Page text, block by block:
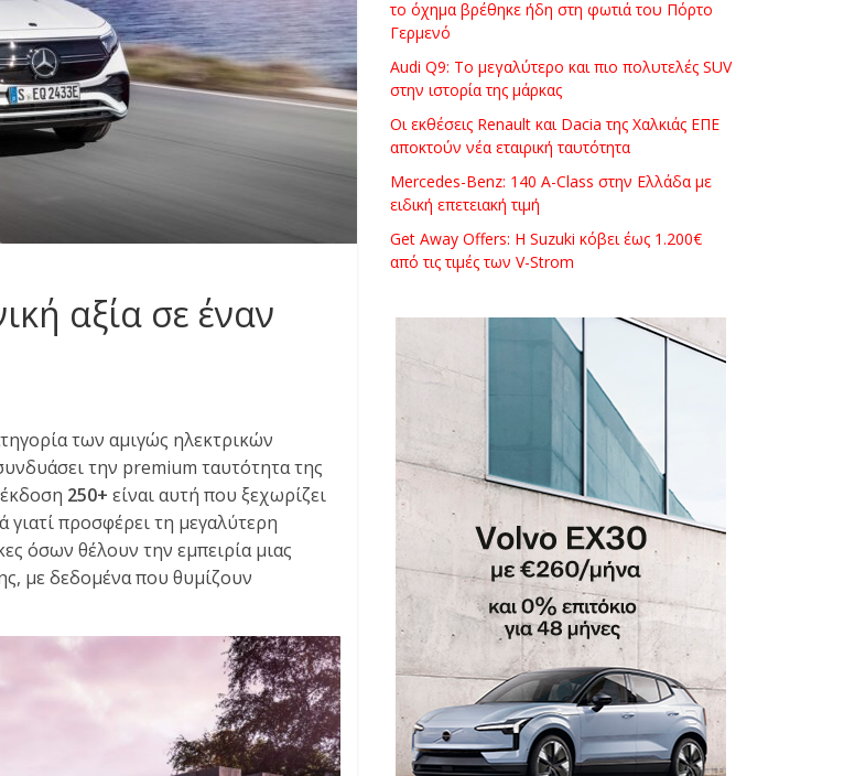
αξία σε έναν
των αμιγώς ηλεκτρικών
την premium ταυτότητα της
250+ είναι αυτή που ξεχωρίζει
γιατί προσφέρει τη μεγαλύτερη
όσων θέλουν την εμπειρία μιας
με δεδομένα που θυμίζουν
το όχημα βρέθηκε ήδη στη φωτιά του Πόρτο
Γερμενό
Audi Q9: Το μεγαλύτερο και πιο πολυτελές SUV
στην ιστορία της μάρκας
Οι εκθέσεις Renault και Dacia της Χαλκιάς ΕΠΕ
αποκτούν νέα εταιρική ταυτότητα
Mercedes-Benz: 140 A-Class στην Ελλάδα με
ειδική επετειακή τιμή
Get Away Offers: Η Suzuki κόβει έως 1.200€
από τις τιμές των V-Strom